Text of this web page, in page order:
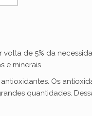
de 5% da
e minerais.
Os
quantidades.